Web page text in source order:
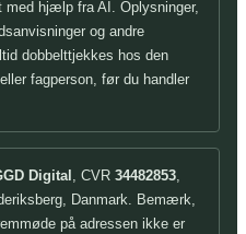
med hjælp fra AI. Oplysninger,
og andre
dobbelttjekkes hos den
fagperson, før du handler
Digital , CVR 34482853,
Danmark. Bemærk,
på adressen ikke er